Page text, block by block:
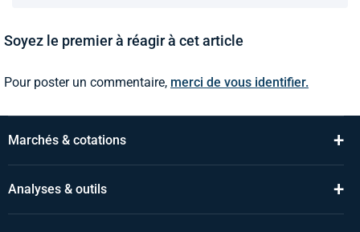
Soyez le premier à réagir à cet article
Pour poster un commentaire, merci de vous identifier.
Marchés & cotations +
Analyses & outils +